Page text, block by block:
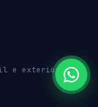
e exterior